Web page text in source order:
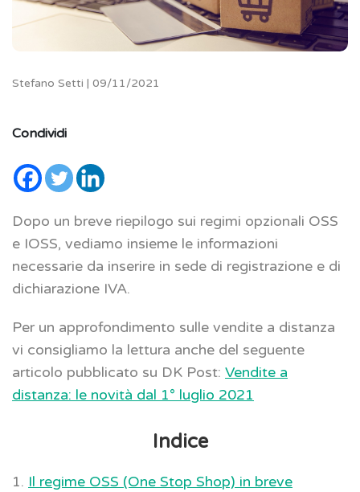
Stefano Setti | 09/11/2021
Condividi
Dopo un breve riepilogo sui regimi opzionali OSS
e IOSS, vediamo insieme le informazioni
necessarie da inserire in sede di registrazione e di
dichiarazione IVA.
Per un approfondimento sulle vendite a distanza
vi consigliamo la lettura anche del seguente
articolo pubblicato su DK Post: Vendite a
distanza: le novità dal 1° luglio 2021
Indice
1. Il regime OSS (One Stop Shop) in breve